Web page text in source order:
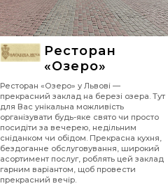
Ресторан
«Озеро»
Ресторан «Озеро» у Львові —
прекрасний заклад на березі озера. Тут
для Вас унікальна можливість
організувати будь-яке свято чи просто
посидіти за вечерею, недільним
сніданком чи обідом. Прекрасна кухня,
бездоганне обслуговування, широкий
асортимент послуг, роблять цей заклад
гарним варіантом, щоб провести
прекрасний вечір.